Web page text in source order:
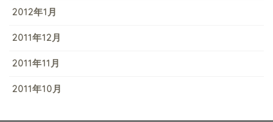
2012年1月
2011年12月
2011年11月
2011年10月